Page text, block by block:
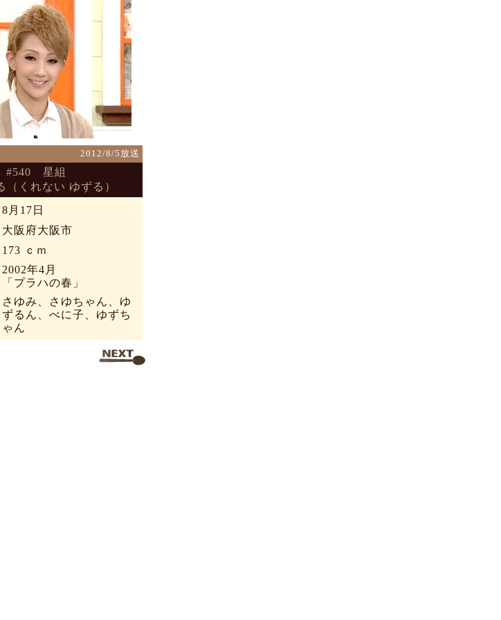
2012/8/5放送
#540 星組
（くれない ゆずる）
8月17日
大阪府大阪市
173 ｃｍ
2002年4月
「プラハの春」
さゆみ、さゆちゃん、ゆ
ずるん、べに子、ゆずち
ゃん